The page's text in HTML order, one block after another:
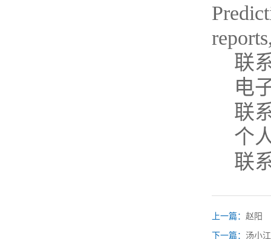
联
电
联
个
联
上一篇： 赵阳
下一篇： 汤小江